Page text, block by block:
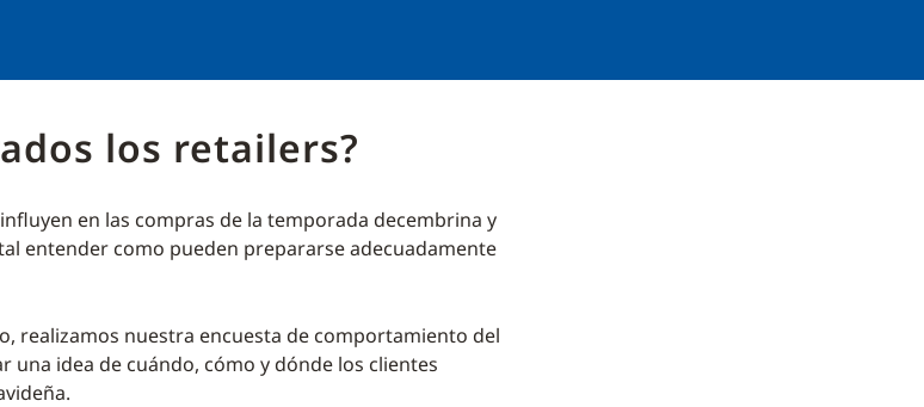
los retailers?
en las compras de la temporada decembrina y
entender como pueden prepararse adecuadamente
realizamos nuestra encuesta de comportamiento del
idea de cuándo, cómo y dónde los clientes